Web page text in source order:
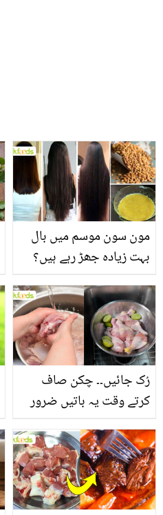
مون سون موسم میں بال
بہت زیادہ جھڑ رہے ہیں؟
بنانے کے چند قدرتی طریقے
رُک جائیں۔۔ چکن صاف
کرتے وقت یہ باتیں ضرور